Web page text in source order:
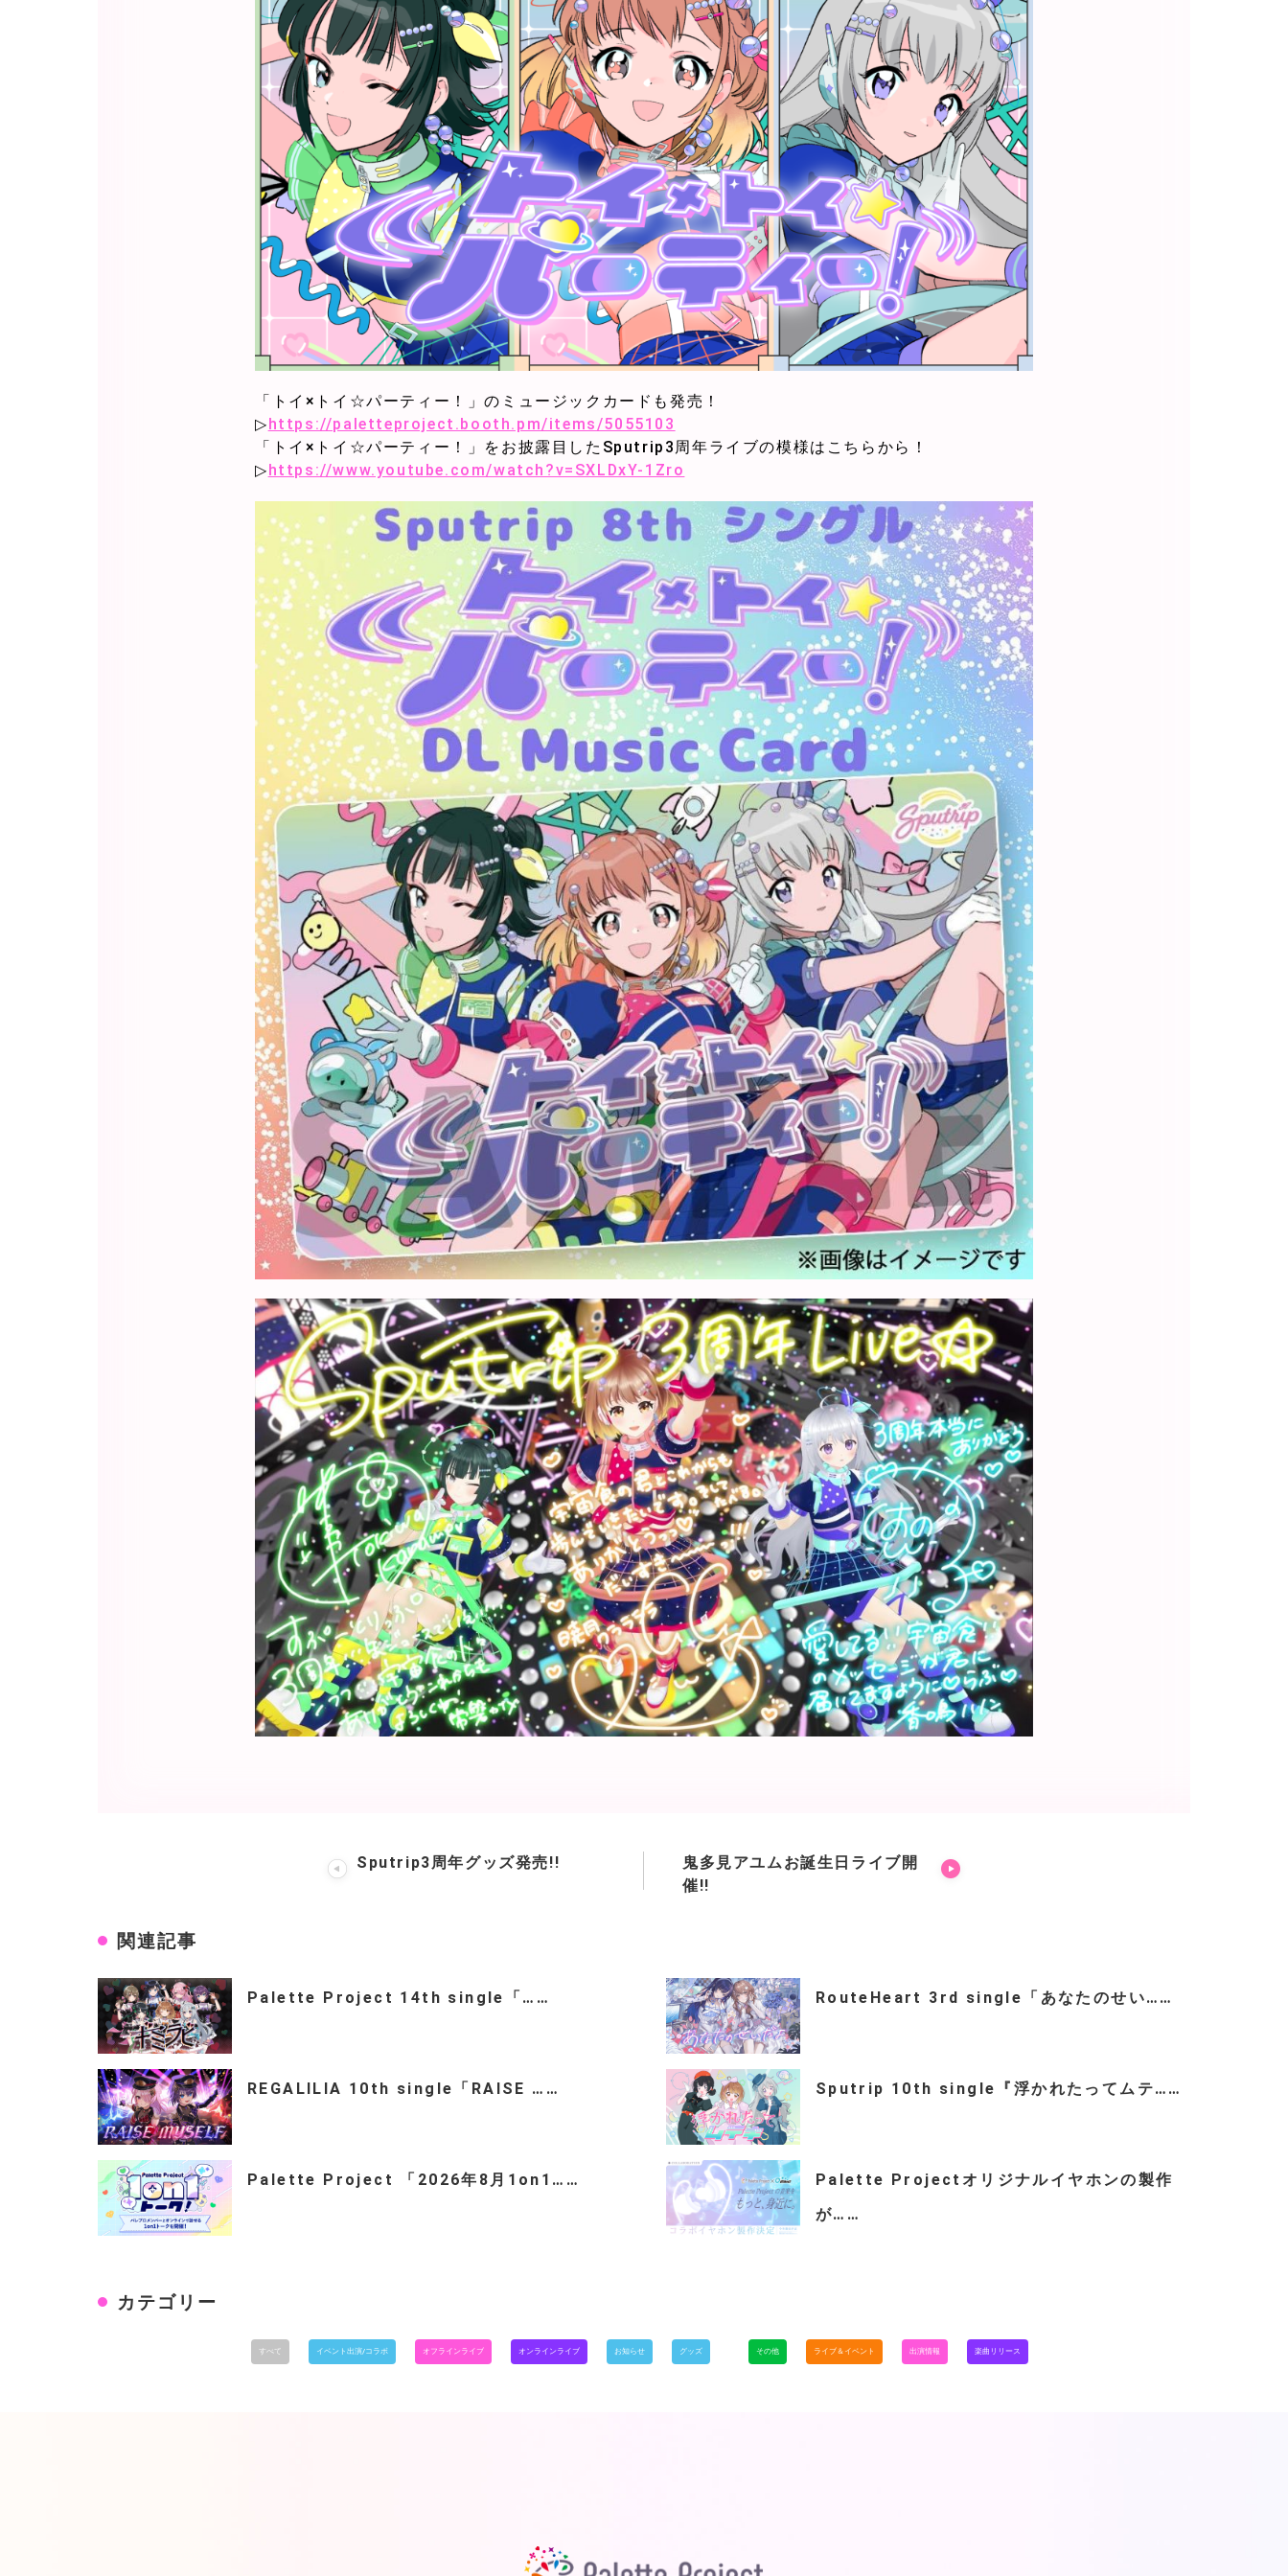
「トイ×トイ☆パーティー！」のミュージックカードも発売！
▷https://paletteproject.booth.pm/items/5055103
「トイ×トイ☆パーティー！」をお披露目したSputrip3周年ライブの模様はこちらから！
▷https://www.youtube.com/watch?v=SXLDxY-1Zro
Sputrip3周年グッズ発売!!
鬼多見アユムお誕生日ライブ開
催!!
関連記事
Palette Project 14th single「…… RouteHeart 3rd single「あなたのせい……
REGALILIA 10th single「RAISE …… Sputrip 10th single『浮かれたってムテ……
Palette Project 「2026年8月1on1……
Palette Projectオリジナルイヤホンの製作
が……
カテゴリー
すべて イベント出演/コラボ オフラインライブ オンラインライブ お知らせ グッズ その他 ライブ＆イベント 出演情報 楽曲リリース